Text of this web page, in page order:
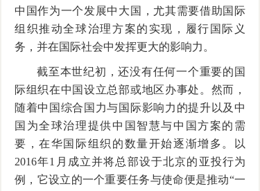
中国作为一个发展中大国，尤其需要借助国际
组织推动全球治理方案的实现，履行国际义
务，并在国际社会中发挥更大的影响力。
截至本世纪初，还没有任何一个重要的国
际组织在中国设立总部或地区办事处。然而，
随着中国综合国力与国际影响力的提升以及中
国为全球治理提供中国智慧与中国方案的需
要，在华国际组织的数量开始逐渐增多。以
2016年1 月成立并将总部设于北京的亚投行为
例，它设立的一个重要任务与使命便是推动“一